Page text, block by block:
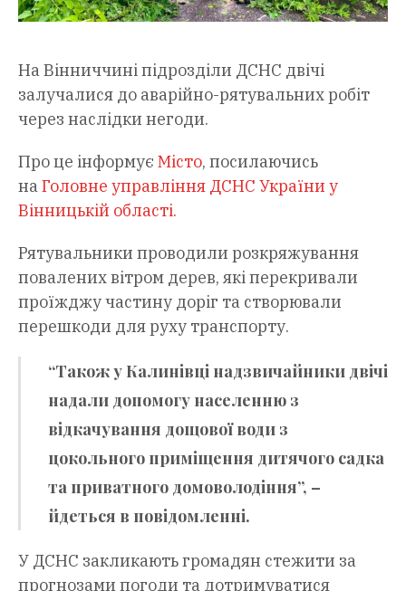
На Вінниччині підрозділи ДСНС двічі
залучалися до аварійно-рятувальних робіт
через наслідки негоди.
Про це інформує Місто, посилаючись
наГоловне управління ДСНС України у
Вінницькій області.
Рятувальники проводили розкряжування
повалених вітром дерев, які перекривали
проїжджу частину доріг та створювали
перешкоди для руху транспорту.
“Також у Калинівці надзвичайники двічі
надали допомогу населенню з
відкачування дощової води з
цокольного приміщення дитячого садка
та приватного домоволодіння”, –
йдеться в повідомленні.
У ДСНС закликають громадян стежити за
прогнозами погоди та дотримуватися